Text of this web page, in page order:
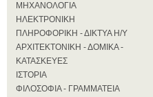
ΜΗΧΑΝΟΛΟΓΙΑ
ΗΛΕΚΤΡΟΝΙΚΗ
ΠΛΗΡΟΦΟΡΙΚΗ - ΔΙΚΤΥΑ Η/Υ
ΑΡΧΙΤΕΚΤΟΝΙΚΗ - ΔΟΜΙΚΑ -
ΚΑΤΑΣΚΕΥΕΣ
ΙΣΤΟΡΙΑ
ΦΙΛΟΣΟΦΙΑ - ΓΡΑΜΜΑΤΕΙΑ